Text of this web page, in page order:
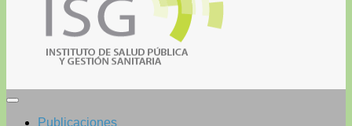
Publicaciones